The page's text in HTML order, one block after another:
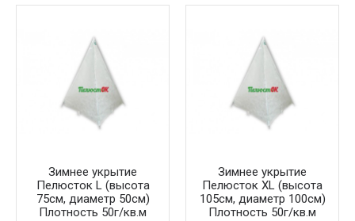
Зимнее укрытие
Пелюсток L (высота
75см, диаметр 50см)
Плотность 50г/кв.м
Зимнее укрытие
Пелюсток XL (высота
105см, диаметр 100см)
Плотность 50г/кв.м